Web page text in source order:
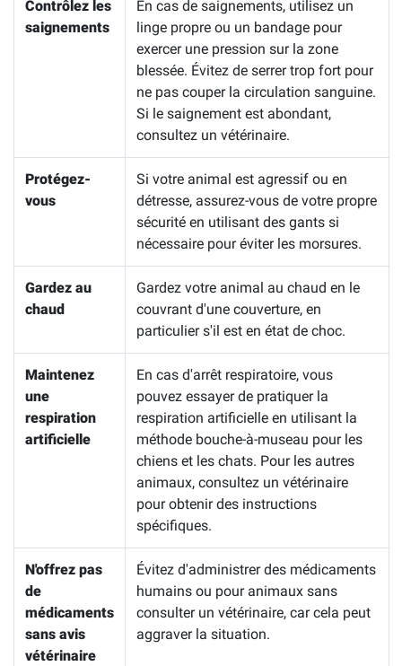
Contrôlez les
saignements
En cas de saignements, utilisez un
linge propre ou un bandage pour
exercer une pression sur la zone
blessée. Évitez de serrer trop fort pour
ne pas couper la circulation sanguine.
Si le saignement est abondant,
consultez un vétérinaire.
Protégez-
vous
Si votre animal est agressif ou en
détresse, assurez-vous de votre propre
sécurité en utilisant des gants si
nécessaire pour éviter les morsures.
Gardez au
chaud
Gardez votre animal au chaud en le
couvrant d'une couverture, en
particulier s'il est en état de choc.
Maintenez
une
respiration
artificielle
En cas d'arrêt respiratoire, vous
pouvez essayer de pratiquer la
respiration artificielle en utilisant la
méthode bouche-à-museau pour les
chiens et les chats. Pour les autres
animaux, consultez un vétérinaire
pour obtenir des instructions
spécifiques.
N'offrez pas
de
médicaments
sans avis
vétérinaire
Évitez d'administrer des médicaments
humains ou pour animaux sans
consulter un vétérinaire, car cela peut
aggraver la situation.